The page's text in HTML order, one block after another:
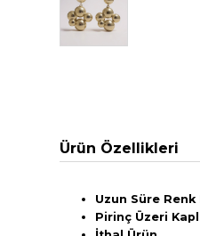
Ürün Özellikleri
Uzun Süre Renk
Pirinç Üzeri